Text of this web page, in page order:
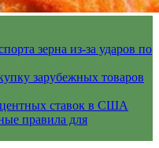
зерна из-за ударов по
зарубежных товаров
ставок в США
правила для